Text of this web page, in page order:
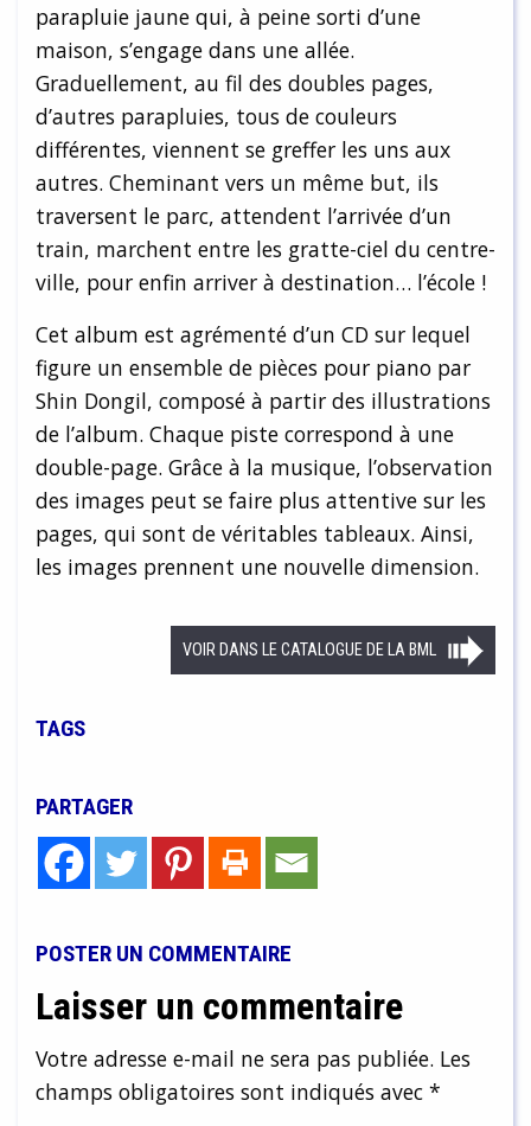
parapluie jaune qui, à peine sorti d’une
maison, s’engage dans une allée.
Graduellement, au fil des doubles pages,
d’autres parapluies, tous de couleurs
différentes, viennent se greffer les uns aux
autres. Cheminant vers un même but, ils
traversent le parc, attendent l’arrivée d’un
train, marchent entre les gratte-ciel du centre-
ville, pour enfin arriver à destination… l’école !
Cet album est agrémenté d’un CD sur lequel
figure un ensemble de pièces pour piano par
Shin Dongil, composé à partir des illustrations
de l’album. Chaque piste correspond à une
double-page. Grâce à la musique, l’observation
des images peut se faire plus attentive sur les
pages, qui sont de véritables tableaux. Ainsi,
les images prennent une nouvelle dimension.
VOIR DANS LE CATALOGUE DE LA BML
TAGS
PARTAGER
POSTER UN COMMENTAIRE
Laisser un commentaire
Votre adresse e-mail ne sera pas publiée. Les
champs obligatoires sont indiqués avec *